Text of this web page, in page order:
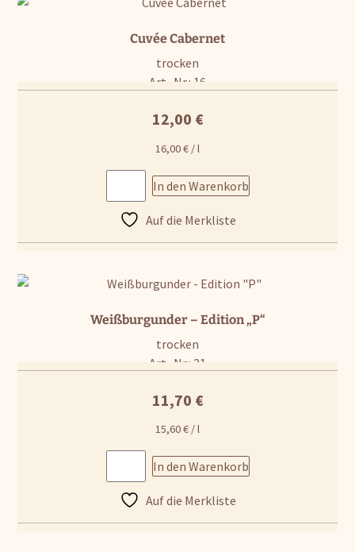
Cuvée Cabernet
trocken
Art.-Nr.: 16
12,00 €
16,00€ /l
In den Warenkorb
Auf die Merkliste
Weißburgunder – Edition „P“
trocken
Art.-Nr.: 21
11,70 €
15,60€ /l
In den Warenkorb
Auf die Merkliste